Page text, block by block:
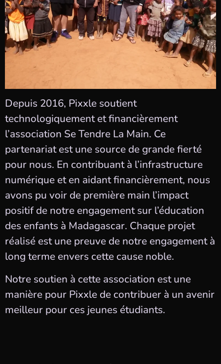
Depuis 2016, Pixxle soutient
technologiquement et financièrement
l’association Se Tendre La Main. Ce
partenariat est une source de grande fierté
pour nous. En contribuant à l’infrastructure
numérique et en aidant financièrement, nous
avons pu voir de première main l’impact
positif de notre engagement sur l’éducation
des enfants à Madagascar. Chaque projet
réalisé est une preuve de notre engagement à
long terme envers cette cause noble.
Notre soutien à cette association est une
manière pour Pixxle de contribuer à un avenir
meilleur pour ces jeunes étudiants.